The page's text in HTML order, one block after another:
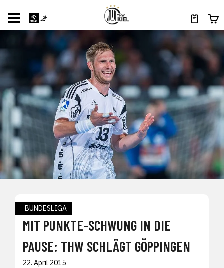
BUNDESLIGA
MIT PUNKTE-SCHWUNG IN DIE
PAUSE: THW SCHLÄGT GÖPPINGEN
22. April 2015